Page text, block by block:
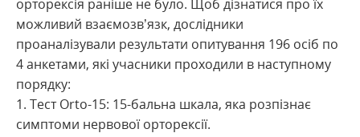
орторексія раніше не було. Щоб дізнатися про їх
можливий взаємозв’язк, дослідники
проаналізували результати опитування 196 осіб по
4 анкетами, які учасники проходили в наступному
порядку:
1. Тест Оrto-15: 15-бальна шкала, яка розпізнає
симптоми нервової орторексії.